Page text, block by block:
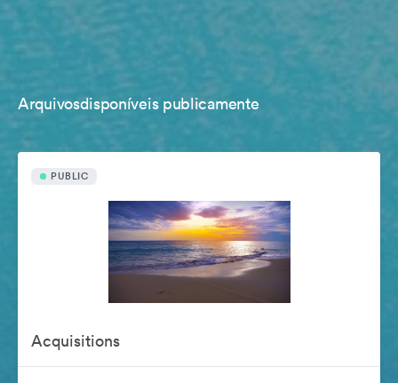
Arquivosdisponíveis publicamente
PUBLIC
Acquisitions